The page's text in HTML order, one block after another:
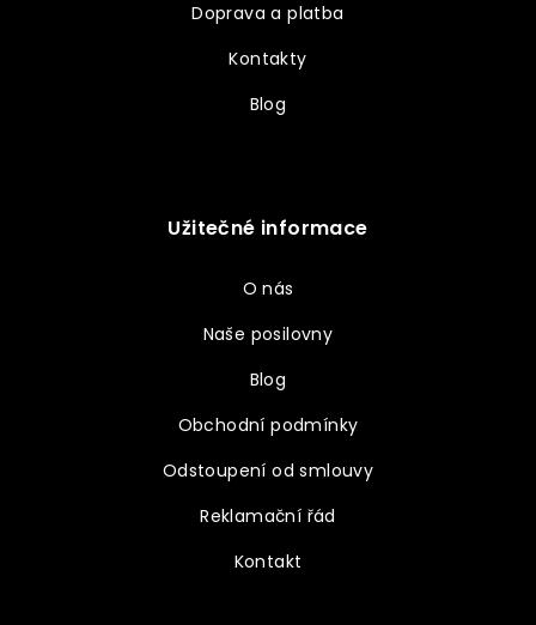
Doprava a platba
Kontakty
Blog
Užitečné informace
O nás
Naše posilovny
Blog
Obchodní podmínky
Odstoupení od smlouvy
Reklamační řád
Kontakt